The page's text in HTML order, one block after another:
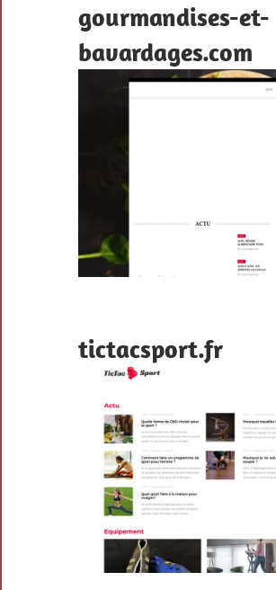
gourmandises-et-
bavardages.com
tictacsport.fr